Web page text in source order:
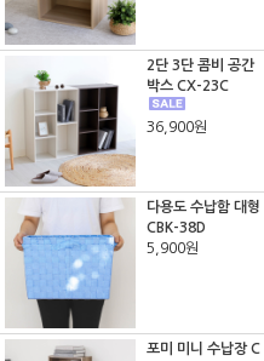
2단 3단 콤비 공간
박스 CX-23C
36,900원
다용도 수납함 대형
CBK-38D
5,900원
포미 미니 수납장 C